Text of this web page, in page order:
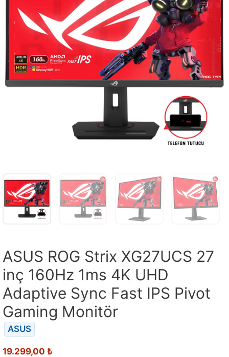
ASUS ROG Strix XG27UCS 27
inç 160Hz 1ms 4K UHD
Adaptive Sync Fast IPS Pivot
Gaming Monitör
ASUS
19.299,00 ₺